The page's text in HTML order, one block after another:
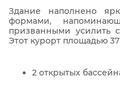
Здание наполнено
формами,
призванными усилить
Этот курорт площадью
2 открытых